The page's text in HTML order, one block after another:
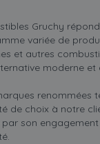
Gruchy
variée de
et autres
moderne
renommées
de choix à notre
son